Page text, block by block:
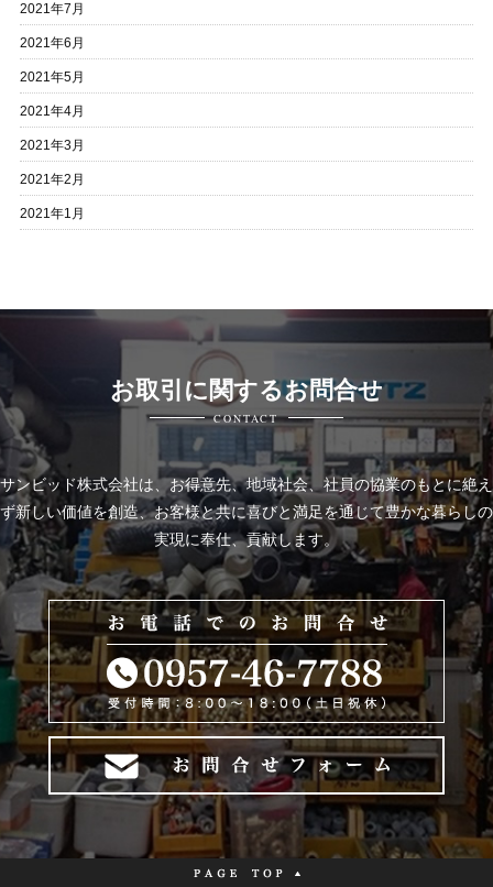
2021年7月
2021年6月
2021年5月
2021年4月
2021年3月
2021年2月
2021年1月
お取引に関するお問合せ
CONTACT
サンビッド株式会社は、お得意先、地域社会、社員の協業のもとに絶え
ず新しい価値を創造、お客様と共に喜びと満足を通じて豊かな暮らしの
実現に奉仕、貢献します。